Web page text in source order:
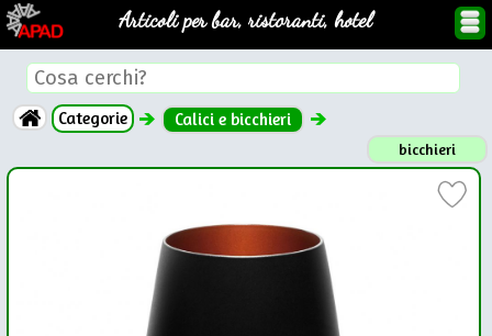
Articoli per bar, ristoranti, hotel
Categorie Calici e bicchieri
bicchieri